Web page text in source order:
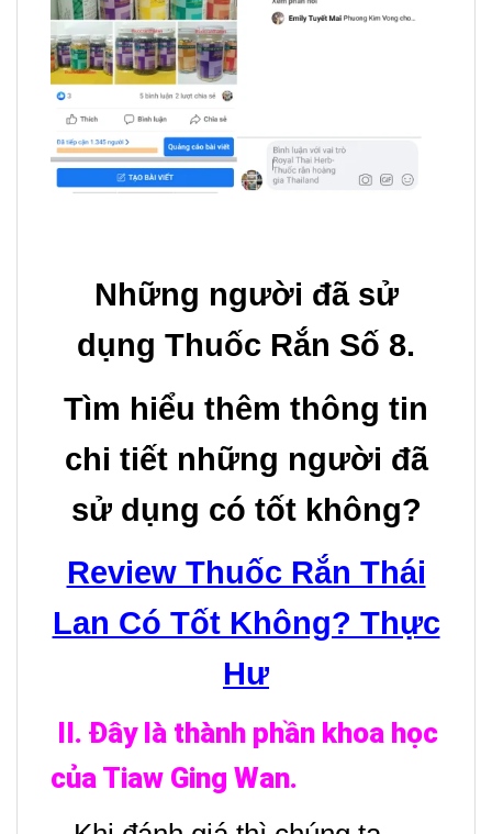
Những người đã sử
dụng Thuốc Rắn Số 8.
Tìm hiểu thêm thông tin
chi tiết những người đã
sử dụng có tốt không?
Review Thuốc Rắn Thái
Lan Có Tốt Không? Thực
Hư
II. Đây là thành phần khoa học
của Tiaw Ging Wan.